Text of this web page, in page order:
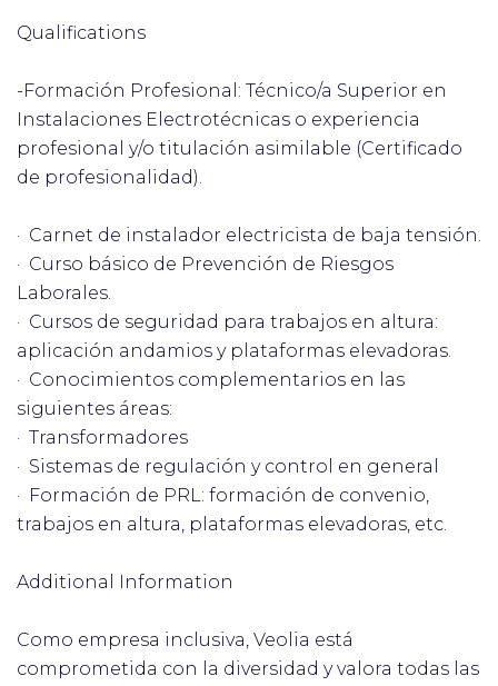
Qualifications
-Formación Profesional: Técnico/a Superior en
Instalaciones Electrotécnicas o experiencia
profesional y/o titulación asimilable (Certificado
de profesionalidad).
· Carnet de instalador electricista de baja tensión.
· Curso básico de Prevención de Riesgos
Laborales.
· Cursos de seguridad para trabajos en altura:
aplicación andamios y plataformas elevadoras.
· Conocimientos complementarios en las
siguientes áreas:
· Transformadores
· Sistemas de regulación y control en general
· Formación de PRL: formación de convenio,
trabajos en altura, plataformas elevadoras, etc.
Additional Information
Como empresa inclusiva, Veolia está
comprometida con la diversidad y valora todas las